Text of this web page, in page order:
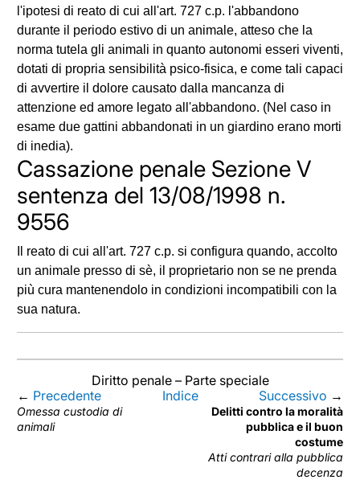
l'ipotesi di reato di cui all'art. 727 c.p. l'abbandono
durante il periodo estivo di un animale, atteso che la
norma tutela gli animali in quanto autonomi esseri viventi,
dotati di propria sensibilità psico-fisica, e come tali capaci
di avvertire il dolore causato dalla mancanza di
attenzione ed amore legato all'abbandono. (Nel caso in
esame due gattini abbandonati in un giardino erano morti
di inedia).
Cassazione penale Sezione V
sentenza del 13/08/1998 n.
9556
Il reato di cui all'art. 727 c.p. si configura quando, accolto
un animale presso di sè, il proprietario non se ne prenda
più cura mantenendolo in condizioni incompatibili con la
sua natura.
Diritto penale – Parte speciale
← Precedente
Omessa custodia di
animali
Indice Successivo →
Delitti contro la moralità
pubblica e il buon
costume
Atti contrari alla pubblica
decenza